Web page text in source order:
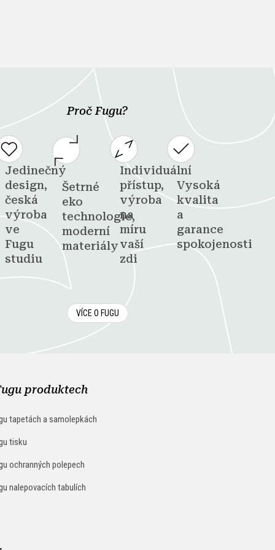
Proč Fugu?
Jedinečný
design,
česká
výroba
ve
Fugu
studiu
Šetrné
eko
technologie,
moderní
materiály
Individuální
přístup,
výroba
na
míru
vaší
zdi
Vysoká
kvalita
a
garance
spokojenosti
VÍCE O FUGU
produktech
tapetách a samolepkách
tisku
ochranných polepech
nalepovacích tabulích